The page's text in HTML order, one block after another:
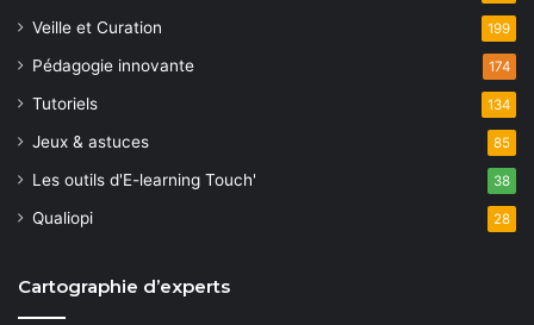
Veille et Curation 199
Pédagogie innovante 174
Tutoriels 134
Jeux & astuces 85
Les outils d'E-learning Touch' 38
Qualiopi 28
Cartographie d’experts